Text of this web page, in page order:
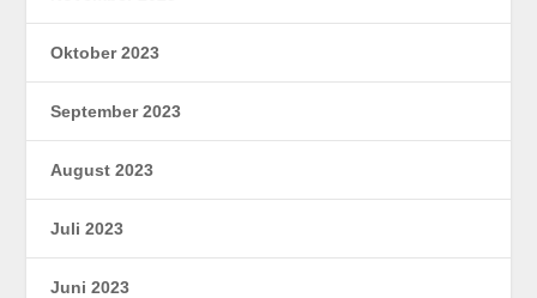
Oktober 2023
September 2023
August 2023
Juli 2023
Juni 2023